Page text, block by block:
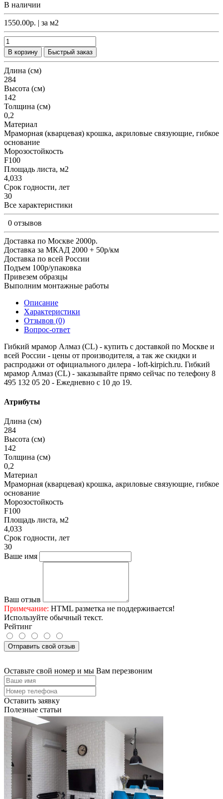
В наличии
1550.00р. | за м2
В корзину Быстрый заказ
Длина (см)
284
Высота (см)
142
Толщина (см)
0,2
Материал
Мраморная (кварцевая) крошка, акриловые связующие, гибкое
основание
Морозостойкость
F100
Площадь листа, м2
4,033
Срок годности, лет
30
Все характеристики
0 отзывов
Доставка по Москве 2000р.
Доставка за МКАД 2000 + 50р/км
Доставка по всей России
Подъем 100р/упаковка
Привезем образцы
Выполним монтажные работы
Описание
Характеристики
Отзывов (0)
Вопрос-ответ
Гибкий мрамор Алмаз (CL) - купить с доставкой по Москве и
всей России - цены от производителя, а так же скидки и
распродажи от официального дилера - loft-kirpich.ru. Гибкий
мрамор Алмаз (CL) - заказывайте прямо сейчас по телефону 8
495 132 05 20 - Ежедневно с 10 до 19.
Атрибуты
Длина (см)
284
Высота (см)
142
Толщина (см)
0,2
Материал
Мраморная (кварцевая) крошка, акриловые связующие, гибкое
основание
Морозостойкость
F100
Площадь листа, м2
4,033
Срок годности, лет
30
Ваше имя
Ваш отзыв
Примечание: HTML разметка не поддерживается!
Используйте обычный текст.
Рейтинг
Отправить свой отзыв
Оставьте свой номер и мы Вам перезвоним
Оставить заявку
Полезные статьи